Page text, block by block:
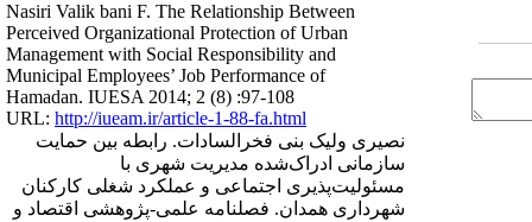
Nasiri Valik bani F. The Relationship Between
Perceived Organizational Protection of Urban
Management with Social Responsibility and
Municipal Employees’ Job Performance of
Hamadan. IUESA 2014; 2 (8) :97-108
URL: http://iueam.ir/article-1-88-fa.html
نصیری ولیک بنی فخرالسادات. رابطه بین حمایت
سازمانی ادراک‌شده مدیریت شهری با
مسئولیت‌پذیری اجتماعی و عملکرد شغلی کارکنان
شهرداری همدان. فصلنامه علمی-پژوهشی اقتصاد و